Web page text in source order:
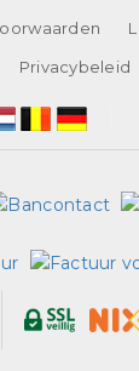
Privacybeleid